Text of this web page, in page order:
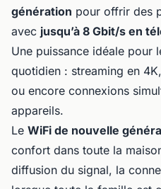
génération pour offrir des
avec jusqu’à 8 Gbit/s en
Une puissance idéale pour
quotidien : streaming en
ou encore connexions
appareils.
Le WiFi de nouvelle
confort dans toute la
diffusion du signal, la